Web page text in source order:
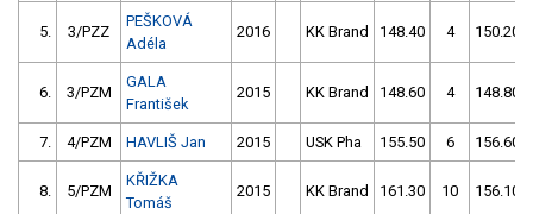
5. 3/PZZ
PEŠKOVÁ
Adéla
2016 KK Brand 148.40 4 150.20
6. 3/PZM
GALA
František
2015 KK Brand 148.60 4 148.80
7. 4/PZM HAVLIŠ Jan 2015 USK Pha 155.50 6 156.60
8. 5/PZM
KŘIŽKA
Tomáš
2015 KK Brand 161.30 10 156.10